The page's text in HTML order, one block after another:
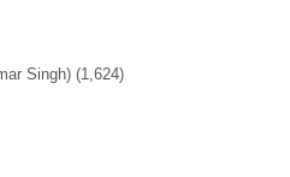
Singh) (1,624)